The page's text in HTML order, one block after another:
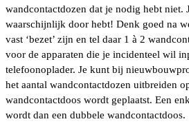
wandcontactdozen dat je nodig hebt niet.
waarschijnlijk door hebt! Denk goed na
vast ‘bezet’ zijn en tel daar 1 à 2
voor de apparaten die je incidenteel wil
telefoonoplader. Je kunt bij
het aantal wandcontactdozen uitbreiden
wandcontactdoos wordt geplaatst. Een
wordt dan een dubbele wandcontactdoos.